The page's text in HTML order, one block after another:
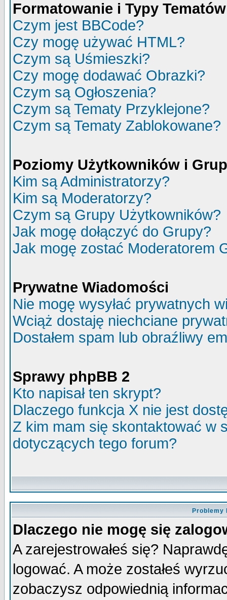
Formatowanie i Typy Tematów
Czym jest BBCode?
Czy mogę używać HTML?
Czym są Uśmieszki?
Czy mogę dodawać Obrazki?
Czym są Ogłoszenia?
Czym są Tematy Przyklejone?
Czym są Tematy Zablokowane?
Poziomy Użytkowników i
Kim są Administratorzy?
Kim są Moderatorzy?
Czym są Grupy Użytkowników?
Jak mogę dołączyć do Grupy?
Jak mogę zostać Moderatorem
Prywatne Wiadomości
Nie mogę wysyłać prywatnych
Wciąż dostaję niechciane
Dostałem spam lub obraźliwy
Sprawy phpBB 2
Kto napisał ten skrypt?
Dlaczego funkcja X nie jest
Z kim mam się skontaktować w
dotyczących tego forum?
Problemy
Dlaczego nie mogę się
A zarejestrowałeś się?
logować. A może zostałeś
zobaczysz odpowiednią